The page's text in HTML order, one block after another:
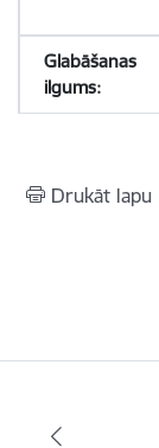
Drukāt lapu